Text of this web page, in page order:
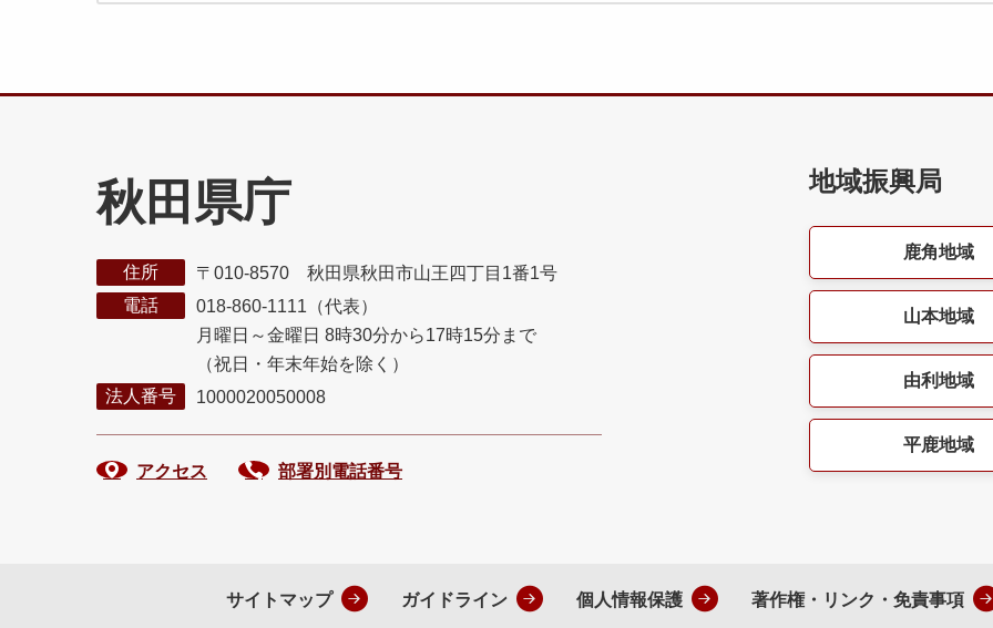
秋田県庁
住所
〒010-8570 秋田県秋田市山王四丁目1番1号
電話
018-860-1111（代表）
月曜日～金曜日 8時30分から17時15分まで
（祝日・年末年始を除く）
法人番号
1000020050008
アクセス 部署別電話番号
地域振興局
鹿角地域
山本地域
由利地域
平鹿地域
サイトマップ ガイドライン 個人情報保護 著作権・リンク・免責事項